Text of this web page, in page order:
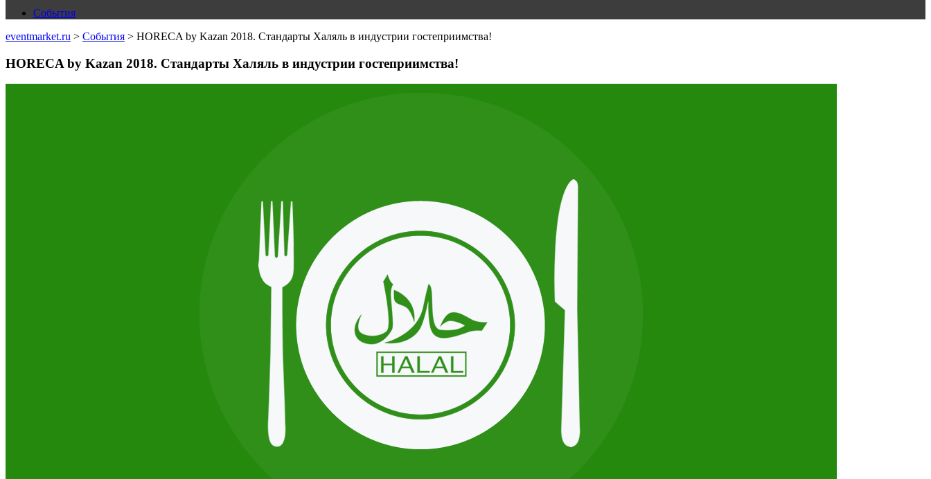
События
eventmarket.ru > События > HORECA by Kazan 2018. Стандарты Халяль в индустрии гостеприимства!
HORECA by Kazan 2018. Стандарты Халяль в индустрии гостеприимства!